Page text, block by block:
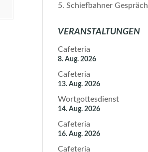
5. Schiefbahner Gespräch
VERANSTALTUNGEN
Cafeteria
8. Aug. 2026
Cafeteria
13. Aug. 2026
Wortgottesdienst
14. Aug. 2026
Cafeteria
16. Aug. 2026
Cafeteria